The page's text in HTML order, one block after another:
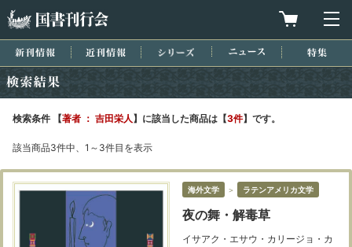
買物カゴを
新刊情報 近刊情報 シリーズ ニュース
検索条件 【著者 ： 吉田栄人】に該当した商品は【3件】です。
該当商品3件中、1～3件目を表示
海外文学 ＞ ラテンアメリカ文学
夜の舞・解毒草
イサアク・エサウ・カリージョ・カ